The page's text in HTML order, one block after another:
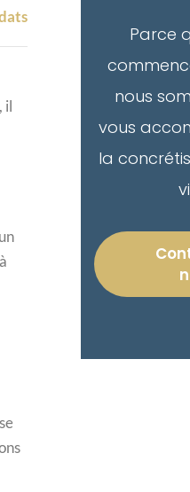
il
Parce
nous
vous
la